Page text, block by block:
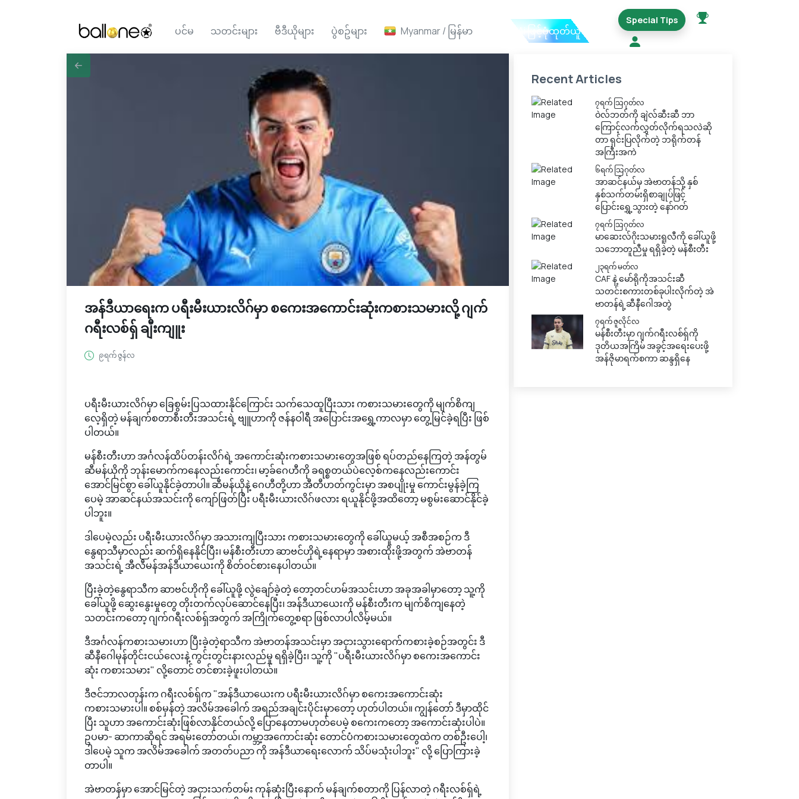
ပင်မ သတင်းများ ဗီဒီယိုများ ပွဲစဥ်များ Myanmar / မြန်မာ Ai ဖြင့်ပုံထုတ်ယူမည်
Special Tips
အန်ဒီယာရေးက ပရီးမီးယားလိဂ်မှာ စကေးအကောင်းဆုံးကစားသမားလို့ ဂျက်
ဂရီးလစ်ရှ် ချီးကျူး
၉ရက် ဇွန်လ
ပရီးမီးယားလိဂ်မှာ ခြေစွမ်းပြသထားနိုင်ကြောင်း သက်သေထူပြီးသား ကစားသမားတွေကို မျက်စိကျ
လေ့ရှိတဲ့ မန်ချက်စတာစီးတီးအသင်းရဲ့ ဗျူဟာကို ဇန်နဝါရီ အပြောင်းအရွှေ့ကာလမှာ တွေ့မြင်ခဲ့ရပြီး ဖြစ်
ပါတယ်။
မန်စီးတီးဟာ အင်္ဂလန်ထိပ်တန်းလိဂ်ရဲ့ အကောင်းဆုံးကစားသမားတွေအဖြစ် ရပ်တည်နေကြတဲ့ အန်တွမ်
ဆီမန်ယိုကို ဘုန်းမောက်ကနေလည်းကောင်း၊ မာ့ခ်ဂေဟီကို ခရစ္စတယ်ပဲလေ့စ်ကနေလည်းကောင်း
အောင်မြင်စွာ ခေါ်ယူနိုင်ခဲ့တာပါ။ ဆီမန်ယိုနဲ့ ဂေဟီတို့ဟာ အီတီဟတ်ကွင်းမှာ အစပျိုးမှု ကောင်းမွန်ခဲ့ကြ
ပေမဲ့ အာဆင်နယ်အသင်းကို ကျော်ဖြတ်ပြီး ပရီးမီးယားလိဂ်ဖလား ရယူနိုင်ဖို့အထိတော့ မစွမ်းဆောင်နိုင်ခဲ့
ပါဘူး။
ဒါပေမဲ့လည်း ပရီးမီးယားလိဂ်မှာ အသားကျပြီးသား ကစားသမားတွေကို ခေါ်ယူမယ့် အစီအစဉ်က ဒီ
နွေရာသီမှာလည်း ဆက်ရှိနေနိုင်ပြီး၊ မန်စီးတီးဟာ ဆာဗင်ဟိုရဲ့နေရာမှာ အစားထိုးဖို့အတွက် အဲဗာတန်
အသင်းရဲ့ အီလီမန်အန်ဒီယာယေးကို စိတ်ဝင်စားနေပါတယ်။
ပြီးခဲ့တဲ့နွေရာသီက ဆာဗင်ဟိုကို ခေါ်ယူဖို့ လွဲချော်ခဲ့တဲ့ တော့တင်ဟမ်အသင်းဟာ အခုအခါမှာတော့ သူ့ကို
ခေါ်ယူဖို့ ဆွေးနွေးမှုတွေ တိုးတက်လုပ်ဆောင်နေပြီး၊ အန်ဒီယာယေးကို မန်စီးတီးက မျက်စိကျနေတဲ့
သတင်းကတော့ ဂျက်ဂရီးလစ်ရှ်အတွက် အကြိုက်တွေ့စရာ ဖြစ်လာပါလိမ့်မယ်။
ဒီအင်္ဂလန်ကစားသမားဟာ ပြီးခဲ့တဲ့ရာသီက အဲဗာတန်အသင်းမှာ အငှားသွားရောက်ကစားခဲ့စဉ်အတွင်း ဒီ
ဆီနီဂေါမုန်တိုင်းငယ်လေးနဲ့ ကွင်းတွင်းနားလည်မှု ရရှိခဲ့ပြီး၊ သူ့ကို "ပရီးမီးယားလိဂ်မှာ စကေးအကောင်း
ဆုံး ကစားသမား" လို့တောင် တင်စားခဲ့ဖူးပါတယ်။
ဒီဇင်ဘာလတုန်းက ဂရီးလစ်ရှ်က "အန်ဒီယာယေးက ပရီးမီးယားလိဂ်မှာ စကေးအကောင်းဆုံး
ကစားသမားပါ။ စစ်မှန်တဲ့ အလိမ်အခေါက် အရည်အချင်းပိုင်းမှာတော့ ဟုတ်ပါတယ်။ ကျွန်တော် ဒီမှာထိုင်
ပြီး သူဟာ အကောင်းဆုံးဖြစ်လာနိုင်တယ်လို့ ပြောနေတာမဟုတ်ပေမဲ့ စကေးကတော့ အကောင်းဆုံးပါပဲ။
ဥပမာ- ဆာကာဆိုရင် အရမ်းတော်တယ်၊ ကမ္ဘာ့အကောင်းဆုံး တောင်ပံကစားသမားတွေထဲက တစ်ဦးပေါ့၊
ဒါပေမဲ့ သူက အလိမ်အခေါက် အတတ်ပညာ ကို အန်ဒီယာရေးလောက် သိပ်မသုံးပါဘူး" လို့ ပြောကြားခဲ့
တာပါ။
အဲဗာတန်မှာ အောင်မြင်တဲ့ အငှားသက်တမ်း ကုန်ဆုံးပြီးနောက် မန်ချက်စတာကို ပြန်လာတဲ့ ဂရီးလစ်ရှ်ရဲ့
Recent Articles
၇ရက် သြဂုတ်လ
ဝဲလ်ဘတ်ကို ချဲလ်ဆီးဆီ ဘာ
ကြောင့်လက်လွှတ်လိုက်ရသလဲဆို
တာ ရှင်းပြလိုက်တဲ့ ဘရိုက်တန်
အကြီးအကဲ
၆ရက် သြဂုတ်လ
အာဆင်နယ်မှ အဲဗာတန်သို့ နှစ်
နှစ်သက်တမ်းရှိစာချုပ်ဖြင့်
ပြောင်းရွှေ့သွားတဲ့ နော်ဂတ်
၇ရက် သြဂုတ်လ
မာဆေးလ်ဂိုးသမားရူလီကို ခေါ်ယူဖို့
သဘောတူညီမှု ရရှိခဲ့တဲ့ မန်စီးတီး
၂၃ရက် မတ်လ
CAF နဲ့ မော်ရိုကိုအသင်းဆီ
သတင်းစကားတစ်ခုပါးလိုက်တဲ့ အဲ
ဗာတန်ရဲ့ဆီနီဂေါအတွဲ
၇ရက် ဇူလိုင်လ
မန်စီးတီးမှာ ဂျက်ဂရီးလစ်ရှ်ကို
ဒုတိယအကြိမ် အခွင့်အရေးပေးဖို့
အန်ဇိုမာရက်စကာ ဆန္ဒရှိနေ